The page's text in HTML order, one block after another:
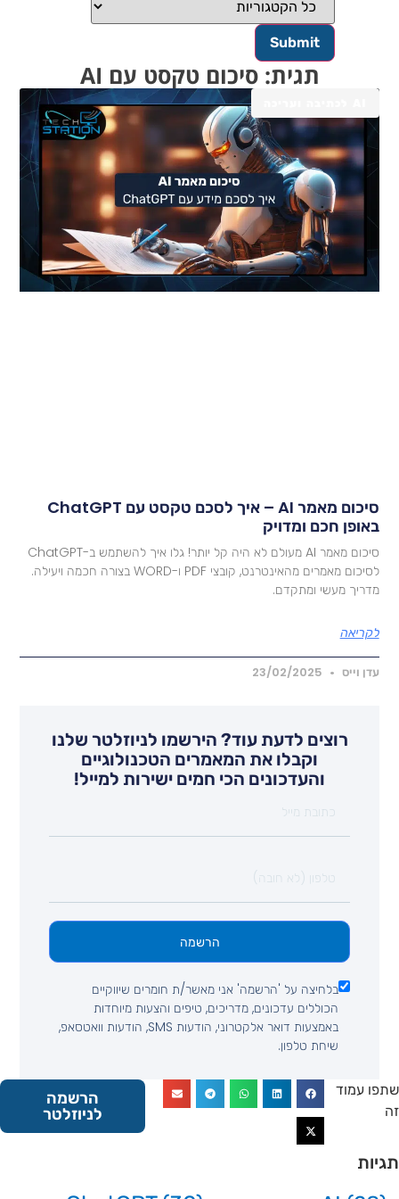
תגית: סיכום טקסט עם AI
סיכום מאמר AI – איך לסכם טקסט עם ChatGPT
חכם ומדויק
סיכום מאמר AI מעולם לא היה קל יותר! גלו איך להשתמש ב-ChatGPT
לסיכום מאמרים מהאינטרנט, קובצי PDF ו-WORD בצורה חכמה ויעילה.
מעשי ומתקדם.
וייס 23/02/2025
רוצים לדעת עוד? הירשמו לניוזלטר שלנו
וקבלו את המאמרים הטכנולוגיים
והעדכונים הכי חמים ישירות למייל!
בלחיצה על 'הרשמה' אני מאשר/ת חומרים שיווקיים
הכוללים עדכונים, מדריכים, טיפים והצעות מיוחדות
באמצעות דואר אלקטרוני, הודעות SMS, הודעות וואטסאפ,
שיחת טלפון.
הרשמה
עמוד
הרשמה
לניוזלטר